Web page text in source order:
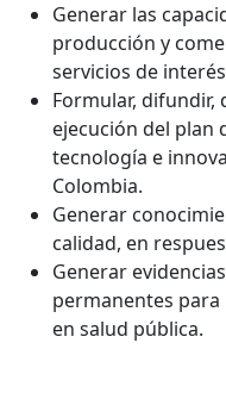
Generar las
producción y
servicios de
Formular,
ejecución del plan
tecnología e
Colombia.
Generar
calidad, en
Generar
permanentes
en salud pública.